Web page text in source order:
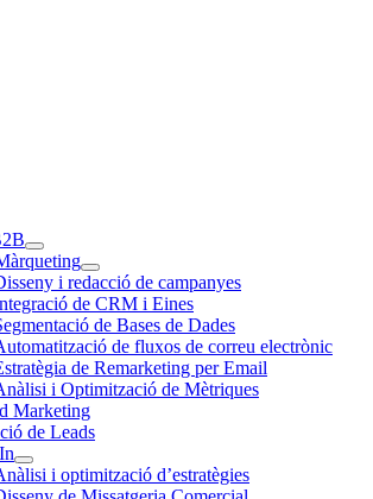
i redacció de campanyes
de CRM i Eines
de Bases de Dades
de fluxos de correu electrònic
de Remarketing per Email
i Optimització de Mètriques
Marketing
de Leads
i optimització d’estratègies